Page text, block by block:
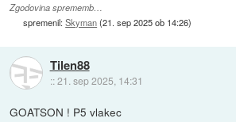
Zgodovina sprememb…
spremenil:Skyman(21. sep 2025 ob 14:26)
Tilen88
::21. sep 2025, 14:31
GOATSON ! P5 vlakec